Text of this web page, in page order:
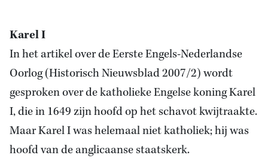
Karel I
In het artikel over de Eerste Engels-Nederlandse
Oorlog (Historisch Nieuwsblad 2007/2) wordt
gesproken over de katholieke Engelse koning Karel
I, die in 1649 zijn hoofd op het schavot kwijtraakte.
Maar Karel I was helemaal niet katholiek; hij was
hoofd van de anglicaanse staatskerk.